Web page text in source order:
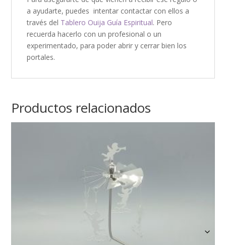
a ayudarte, puedes intentar contactar con ellos a
través del Tablero Ouija Guía Espiritual. Pero
recuerda hacerlo con un profesional o un
experimentado, para poder abrir y cerrar bien los
portales.
Productos relacionados